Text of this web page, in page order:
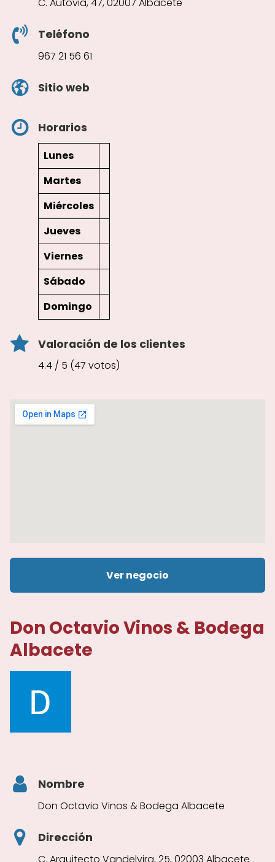
C. Autovia, 47, 02007 Albacete
Teléfono
967 21 56 61
Sitio web
Horarios
Lunes
Martes
Miércoles
Jueves
Viernes
Sábado
Domingo
Valoración de los clientes
4.4 / 5 (47 votos)
Ver negocio
Don Octavio Vinos & Bodega
Albacete
Nombre
Don Octavio Vinos & Bodega Albacete
Dirección